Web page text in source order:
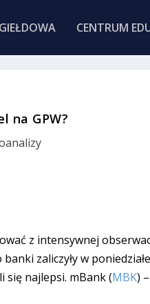
CENTRUM
na GPW?
z intensywnej
zaliczyły w
się najlepsi. mBank (MBK) –